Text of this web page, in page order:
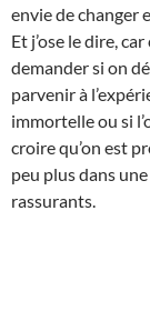
envie de changer
Et j’ose le dire,
demander si on
parvenir à
immortelle ou si
croire qu’on est
peu plus dans
rassurants.